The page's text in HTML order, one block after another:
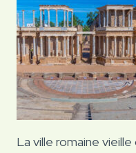
La ville romaine